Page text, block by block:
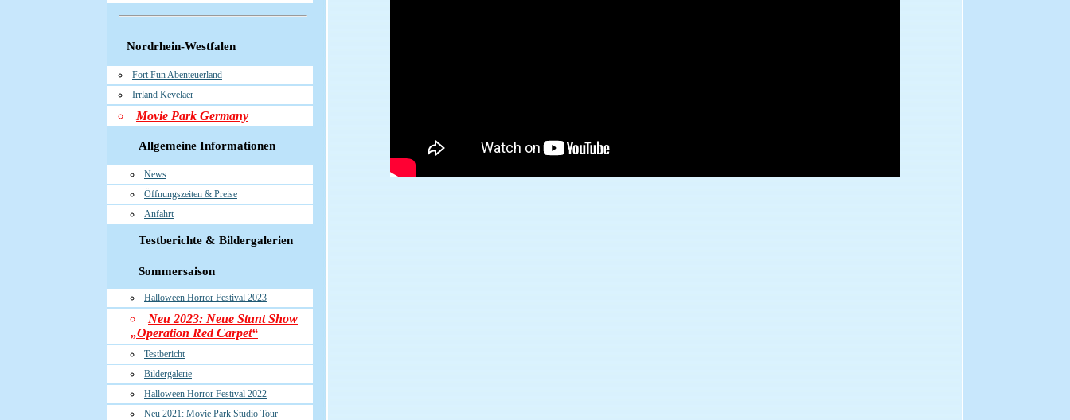
Nordrhein-Westfalen
Fort Fun Abenteuerland
Irrland Kevelaer
Movie Park Germany
Allgemeine Informationen
News
Öffnungszeiten & Preise
Anfahrt
Testberichte & Bildergalerien
Sommersaison
Halloween Horror Festival 2023
Neu 2023: Neue Stunt Show
„Operation Red Carpet“
Testbericht
Bildergalerie
Halloween Horror Festival 2022
Neu 2021: Movie Park Studio Tour